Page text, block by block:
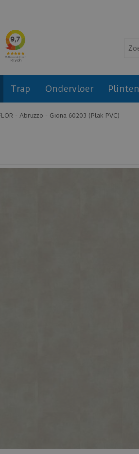
- Abruzzo - Giona 60203 (Plak PVC)
Trap Ondervloer Plinten